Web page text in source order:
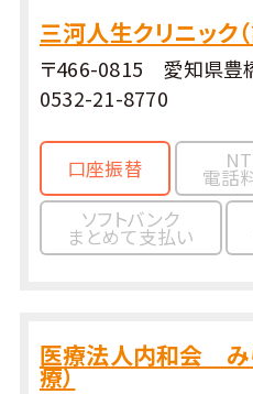
三河人生クリニック
〒466-0815 愛知県豊
0532-21-8770
口座振替
電話
ソフトバンク
まとめて支払い
医療法人内和会 み
療）